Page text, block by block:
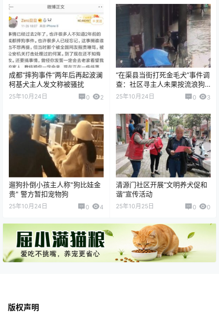
成都“摔狗事件”两年后再起波澜
柯基犬主人发文称被骚扰
25年10月24日 0 2
“在渠县当街打死金毛犬”事件调
查：社区寻主人未果按流浪狗
处理、狗主人发声
25年10月24日 0 3
遛狗扑倒小孩主人称"狗比娃金
贵" 警方暂扣宠物狗
25年10月24日 0 4
清源门社区开展“文明养犬促和
谐”宣传活动
25年10月25日 0 0
版权声明